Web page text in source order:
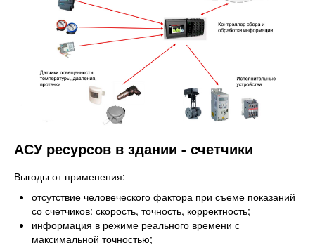
АСУ ресурсов в здании - счетчики
Выгоды от применения:
отсутствие человеческого фактора при съеме показаний
со счетчиков: скорость, точность, корректность;
информация в режиме реального времени с
максимальной точностью;